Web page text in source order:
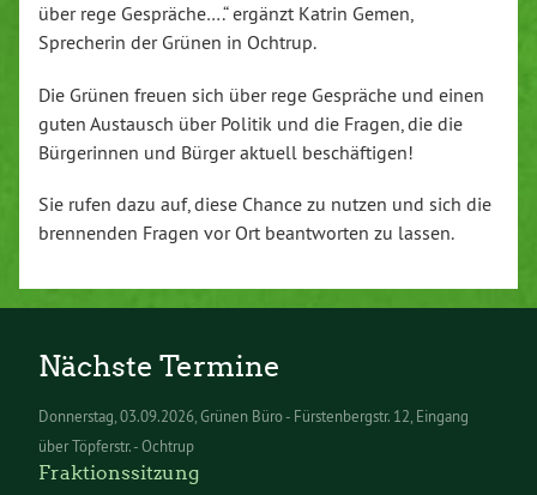
über rege Gespräche….“ ergänzt Katrin Gemen,
Sprecherin der Grünen in Ochtrup.
Die Grünen freuen sich über rege Gespräche und einen
guten Austausch über Politik und die Fragen, die die
Bürgerinnen und Bürger aktuell beschäftigen!
Sie rufen dazu auf, diese Chance zu nutzen und sich die
brennenden Fragen vor Ort beantworten zu lassen.
Nächste Termine
Donnerstag 03.09.2026 Grünen Büro - Fürstenbergstr. 12, Eingang
über Töpferstr. - Ochtrup
Fraktionssitzung